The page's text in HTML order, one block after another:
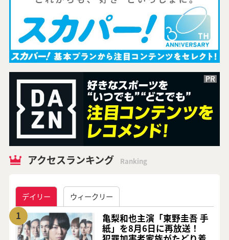
アクセスランキング Ranking
デイリー ウィークリー
1
亀梨和也主演「東野圭吾 手
紙」を8月6日に再放送！